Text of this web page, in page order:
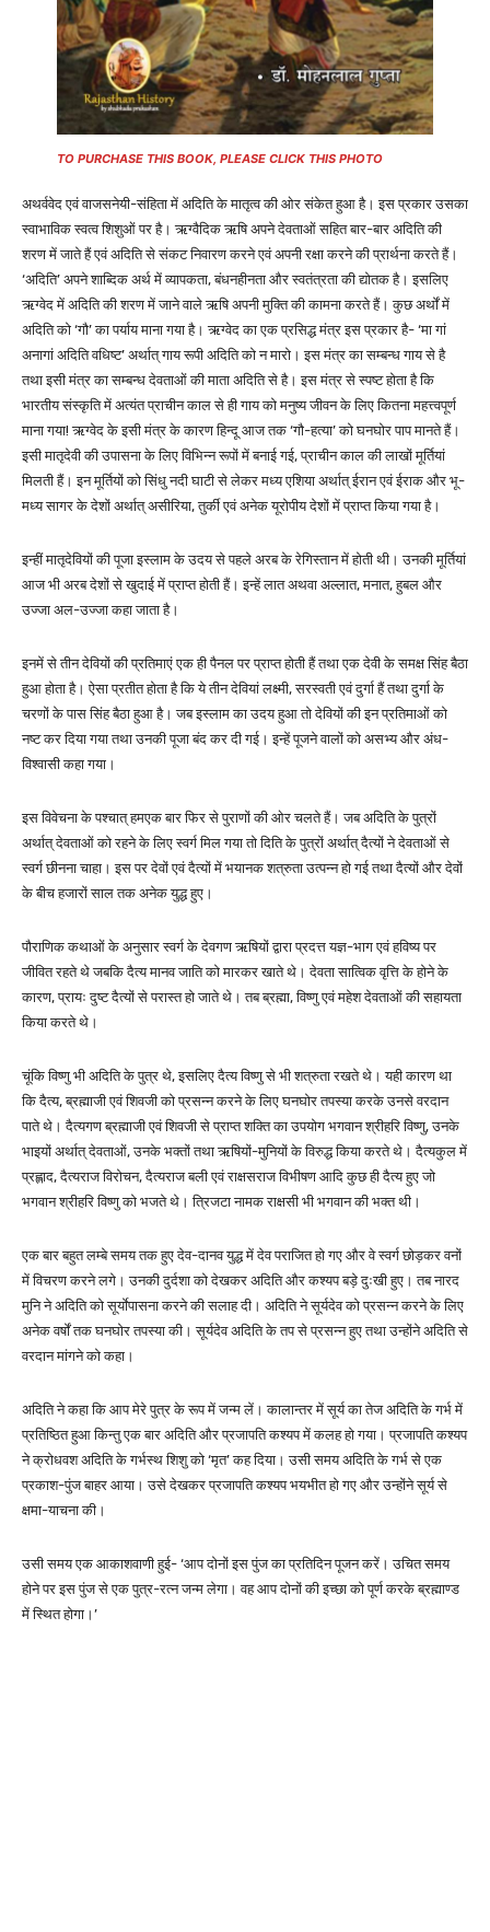
TO PURCHASE THIS BOOK, PLEASE CLICK THIS PHOTO
अथर्ववेद एवं वाजसनेयी-संहिता में अदिति के मातृत्व की ओर संकेत हुआ है। इस प्रकार उसका
स्वाभाविक स्वत्व शिशुओं पर है। ऋग्वैदिक ऋषि अपने देवताओं सहित बार-बार अदिति की
शरण में जाते हैं एवं अदिति से संकट निवारण करने एवं अपनी रक्षा करने की प्रार्थना करते हैं।
‘अदिति’ अपने शाब्दिक अर्थ में व्यापकता, बंधनहीनता और स्वतंत्रता की द्योतक है। इसलिए
ऋग्वेद में अदिति की शरण में जाने वाले ऋषि अपनी मुक्ति की कामना करते हैं। कुछ अर्थों में
अदिति को ‘गौ’ का पर्याय माना गया है। ऋग्वेद का एक प्रसिद्ध मंत्र इस प्रकार है- ‘मा गां
अनागां अदिति वधिष्ट’ अर्थात् गाय रूपी अदिति को न मारो। इस मंत्र का सम्बन्ध गाय से है
तथा इसी मंत्र का सम्बन्ध देवताओं की माता अदिति से है। इस मंत्र से स्पष्ट होता है कि
भारतीय संस्कृति में अत्यंत प्राचीन काल से ही गाय को मनुष्य जीवन के लिए कितना महत्त्वपूर्ण
माना गया! ऋग्वेद के इसी मंत्र के कारण हिन्दू आज तक ‘गौ-हत्या’ को घनघोर पाप मानते हैं।
इसी मातृदेवी की उपासना के लिए विभिन्न रूपों में बनाई गई, प्राचीन काल की लाखों मूर्तियां
मिलती हैं। इन मूर्तियों को सिंधु नदी घाटी से लेकर मध्य एशिया अर्थात् ईरान एवं ईराक और भू-
मध्य सागर के देशों अर्थात् असीरिया, तुर्की एवं अनेक यूरोपीय देशों में प्राप्त किया गया है।
इन्हीं मातृदेवियों की पूजा इस्लाम के उदय से पहले अरब के रेगिस्तान में होती थी। उनकी मूर्तियां
आज भी अरब देशों से खुदाई में प्राप्त होती हैं। इन्हें लात अथवा अल्लात, मनात, हुबल और
उज्जा अल-उज्जा कहा जाता है।
इनमें से तीन देवियों की प्रतिमाएं एक ही पैनल पर प्राप्त होती हैं तथा एक देवी के समक्ष सिंह बैठा
हुआ होता है। ऐसा प्रतीत होता है कि ये तीन देवियां लक्ष्मी, सरस्वती एवं दुर्गा हैं तथा दुर्गा के
चरणों के पास सिंह बैठा हुआ है। जब इस्लाम का उदय हुआ तो देवियों की इन प्रतिमाओं को
नष्ट कर दिया गया तथा उनकी पूजा बंद कर दी गई। इन्हें पूजने वालों को असभ्य और अंध-
विश्वासी कहा गया।
इस विवेचना के पश्चात् हमएक बार फिर से पुराणों की ओर चलते हैं। जब अदिति के पुत्रों
अर्थात् देवताओं को रहने के लिए स्वर्ग मिल गया तो दिति के पुत्रों अर्थात् दैत्यों ने देवताओं से
स्वर्ग छीनना चाहा। इस पर देवों एवं दैत्यों में भयानक शत्रुता उत्पन्न हो गई तथा दैत्यों और देवों
के बीच हजारों साल तक अनेक युद्ध हुए।
पौराणिक कथाओं के अनुसार स्वर्ग के देवगण ऋषियों द्वारा प्रदत्त यज्ञ-भाग एवं हविष्य पर
जीवित रहते थे जबकि दैत्य मानव जाति को मारकर खाते थे। देवता सात्विक वृत्ति के होने के
कारण, प्रायः दुष्ट दैत्यों से परास्त हो जाते थे। तब ब्रह्मा, विष्णु एवं महेश देवताओं की सहायता
किया करते थे।
चूंकि विष्णु भी अदिति के पुत्र थे, इसलिए दैत्य विष्णु से भी शत्रुता रखते थे। यही कारण था
कि दैत्य, ब्रह्माजी एवं शिवजी को प्रसन्न करने के लिए घनघोर तपस्या करके उनसे वरदान
पाते थे। दैत्यगण ब्रह्माजी एवं शिवजी से प्राप्त शक्ति का उपयोग भगवान श्रीहरि विष्णु, उनके
भाइयों अर्थात् देवताओं, उनके भक्तों तथा ऋषियों-मुनियों के विरुद्ध किया करते थे। दैत्यकुल में
प्रह्लाद, दैत्यराज विरोचन, दैत्यराज बली एवं राक्षसराज विभीषण आदि कुछ ही दैत्य हुए जो
भगवान श्रीहरि विष्णु को भजते थे। त्रिजटा नामक राक्षसी भी भगवान की भक्त थी।
एक बार बहुत लम्बे समय तक हुए देव-दानव युद्ध में देव पराजित हो गए और वे स्वर्ग छोड़कर वनों
में विचरण करने लगे। उनकी दुर्दशा को देखकर अदिति और कश्यप बड़े दुःखी हुए। तब नारद
मुनि ने अदिति को सूर्याेपासना करने की सलाह दी। अदिति ने सूर्यदेव को प्रसन्न करने के लिए
अनेक वर्षों तक घनघोर तपस्या की। सूर्यदेव अदिति के तप से प्रसन्न हुए तथा उन्होंने अदिति से
वरदान मांगने को कहा।
अदिति ने कहा कि आप मेरे पुत्र के रूप में जन्म लें। कालान्तर में सूर्य का तेज अदिति के गर्भ में
प्रतिष्ठित हुआ किन्तु एक बार अदिति और प्रजापति कश्यप में कलह हो गया। प्रजापति कश्यप
ने क्रोधवश अदिति के गर्भस्थ शिशु को ‘मृत’ कह दिया। उसी समय अदिति के गर्भ से एक
प्रकाश-पुंज बाहर आया। उसे देखकर प्रजापति कश्यप भयभीत हो गए और उन्होंने सूर्य से
क्षमा-याचना की।
उसी समय एक आकाशवाणी हुई- ‘आप दोनों इस पुंज का प्रतिदिन पूजन करें। उचित समय
होने पर इस पुंज से एक पुत्र-रत्न जन्म लेगा। वह आप दोनों की इच्छा को पूर्ण करके ब्रह्माण्ड
में स्थित होगा।’